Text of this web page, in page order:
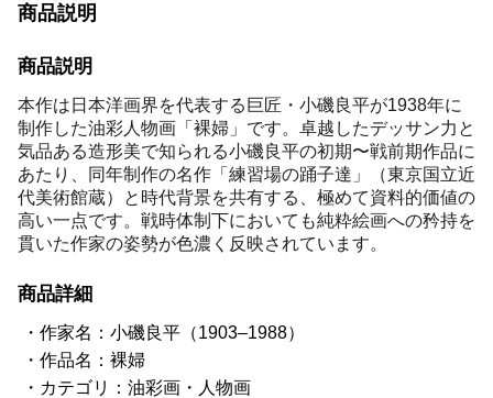
商品説明
商品説明
本作は日本洋画界を代表する巨匠・小磯良平が1938年に
制作した油彩人物画「裸婦」です。卓越したデッサン力と
気品ある造形美で知られる小磯良平の初期〜戦前期作品に
あたり、同年制作の名作「練習場の踊子達」（東京国立近
代美術館蔵）と時代背景を共有する、極めて資料的価値の
高い一点です。戦時体制下においても純粋絵画への矜持を
貫いた作家の姿勢が色濃く反映されています。
商品詳細
作家名：小磯良平（1903–1988）
作品名：裸婦
カテゴリ：油彩画・人物画